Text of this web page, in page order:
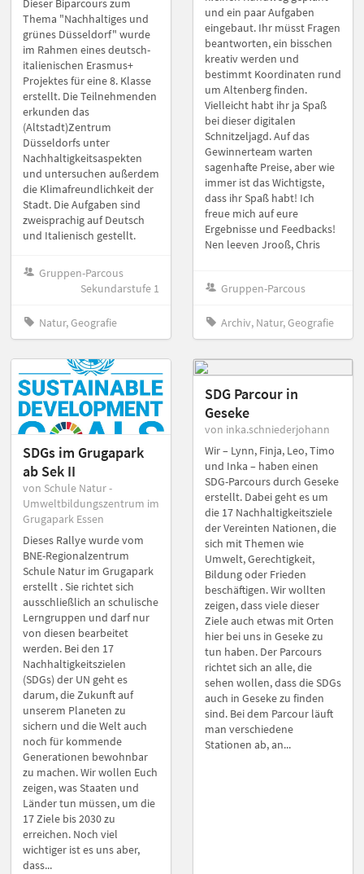
Dieser Biparcours zum
Thema "Nachhaltiges und
grünes Düsseldorf" wurde
im Rahmen eines deutsch-
italienischen Erasmus+
Projektes für eine 8. Klasse
erstellt. Die Teilnehmenden
erkunden das
(Altstadt)Zentrum
Düsseldorfs unter
Nachhaltigkeitsaspekten
und untersuchen außerdem
die Klimafreundlichkeit der
Stadt. Die Aufgaben sind
zweisprachig auf Deutsch
und Italienisch gestellt.
Gruppen-Parcous
Sekundarstufe 1
Natur, Geografie
und ein paar Aufgaben
eingebaut. Ihr müsst Fragen
beantworten, ein bisschen
kreativ werden und
bestimmt Koordinaten rund
um Altenberg finden.
Vielleicht habt ihr ja Spaß
bei dieser digitalen
Schnitzeljagd. Auf das
Gewinnerteam warten
sagenhafte Preise, aber wie
immer ist das Wichtigste,
dass ihr Spaß habt! Ich
freue mich auf eure
Ergebnisse und Feedbacks!
Nen leeven Jrooß, Chris
Gruppen-Parcous
Archiv, Natur, Geografie
SDGs im Grugapark
ab Sek II
von Schule Natur -
Umweltbildungszentrum im
Grugapark Essen
Dieses Rallye wurde vom
BNE-Regionalzentrum
Schule Natur im Grugapark
erstellt . Sie richtet sich
ausschließlich an schulische
Lerngruppen und darf nur
von diesen bearbeitet
werden. Bei den 17
Nachhaltigkeitszielen
(SDGs) der UN geht es
darum, die Zukunft auf
unserem Planeten zu
sichern und die Welt auch
noch für kommende
Generationen bewohnbar
zu machen. Wir wollen Euch
zeigen, was Staaten und
Länder tun müssen, um die
17 Ziele bis 2030 zu
erreichen. Noch viel
wichtiger ist es uns aber,
dass...
SDG Parcour in
Geseke
von inka.schniederjohann
Wir – Lynn, Finja, Leo, Timo
und Inka – haben einen
SDG-Parcours durch Geseke
erstellt. Dabei geht es um
die 17 Nachhaltigkeitsziele
der Vereinten Nationen, die
sich mit Themen wie
Umwelt, Gerechtigkeit,
Bildung oder Frieden
beschäftigen. Wir wollten
zeigen, dass viele dieser
Ziele auch etwas mit Orten
hier bei uns in Geseke zu
tun haben. Der Parcours
richtet sich an alle, die
sehen wollen, dass die SDGs
auch in Geseke zu finden
sind. Bei dem Parcour läuft
man verschiedene
Stationen ab, an...